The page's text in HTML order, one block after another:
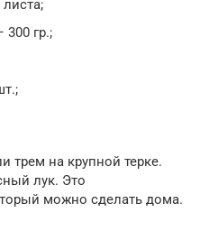
300 гр.;
трем на крупной терке.
лук. Это
можно сделать дома.